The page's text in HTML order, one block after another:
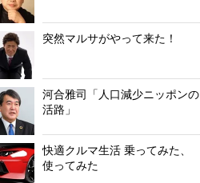
突然マルサがやって来た！
河合雅司「人口減少ニッポンの
活路」
快適クルマ生活 乗ってみた、
使ってみた